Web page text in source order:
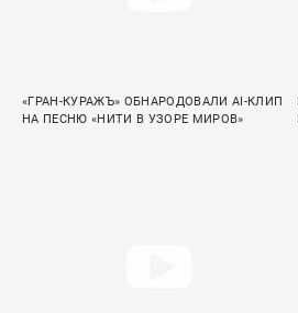
«ГРАН-КУРАЖЪ» ОБНАРОДОВАЛИ AI-КЛИП
НА ПЕСНЮ «НИТИ В УЗОРЕ МИРОВ»